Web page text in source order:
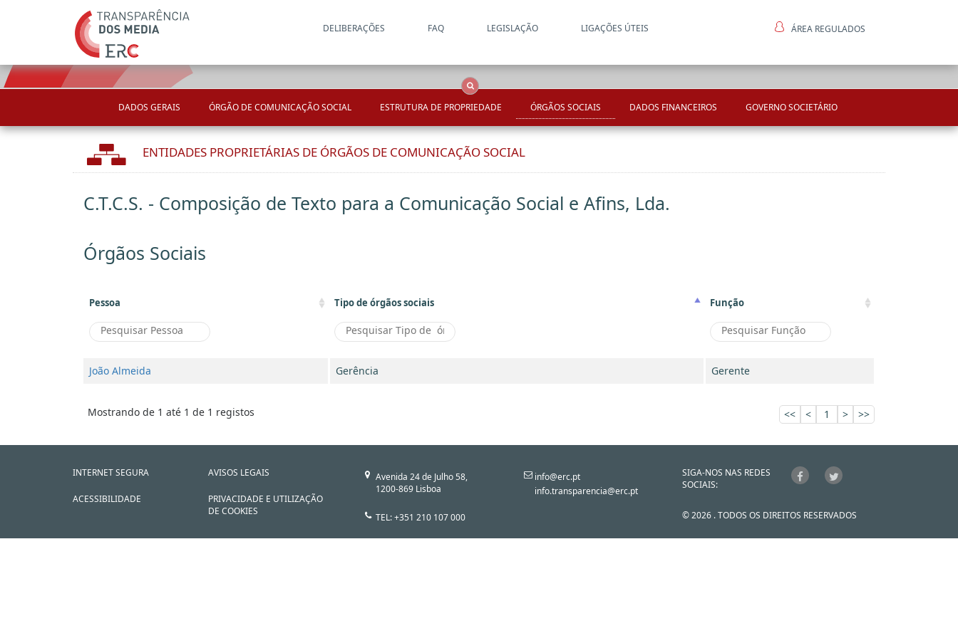
DELIBERAÇÕES FAQ LEGISLAÇÃO LIGAÇÕES ÚTEIS ÁREA REGULADOS
DADOS GERAIS ÓRGÃO DE COMUNICAÇÃO SOCIAL ESTRUTURA DE PROPRIEDADE ÓRGÃOS SOCIAIS DADOS FINANCEIROS GOVERNO SOCIETÁRIO
ENTIDADES PROPRIETÁRIAS DE ÓRGÃOS DE COMUNICAÇÃO SOCIAL
C.T.C.S. - Composição de Texto para a Comunicação Social e Afins, Lda.
Órgãos Sociais
Pessoa Tipo de órgãos sociais Função
João Almeida Gerência Gerente
Mostrando de 1 até 1 de 1 registos << < 1 > >>
INTERNET SEGURA
ACESSIBILIDADE
AVISOS LEGAIS
PRIVACIDADE E UTILIZAÇÃO
DE COOKIES
Avenida 24 de Julho 58,
1200-869 Lisboa
TEL: +351 210 107 000
info@erc.pt
info.transparencia@erc.pt
SIGA-NOS NAS REDES
SOCIAIS:
© 2026 . TODOS OS DIREITOS RESERVADOS